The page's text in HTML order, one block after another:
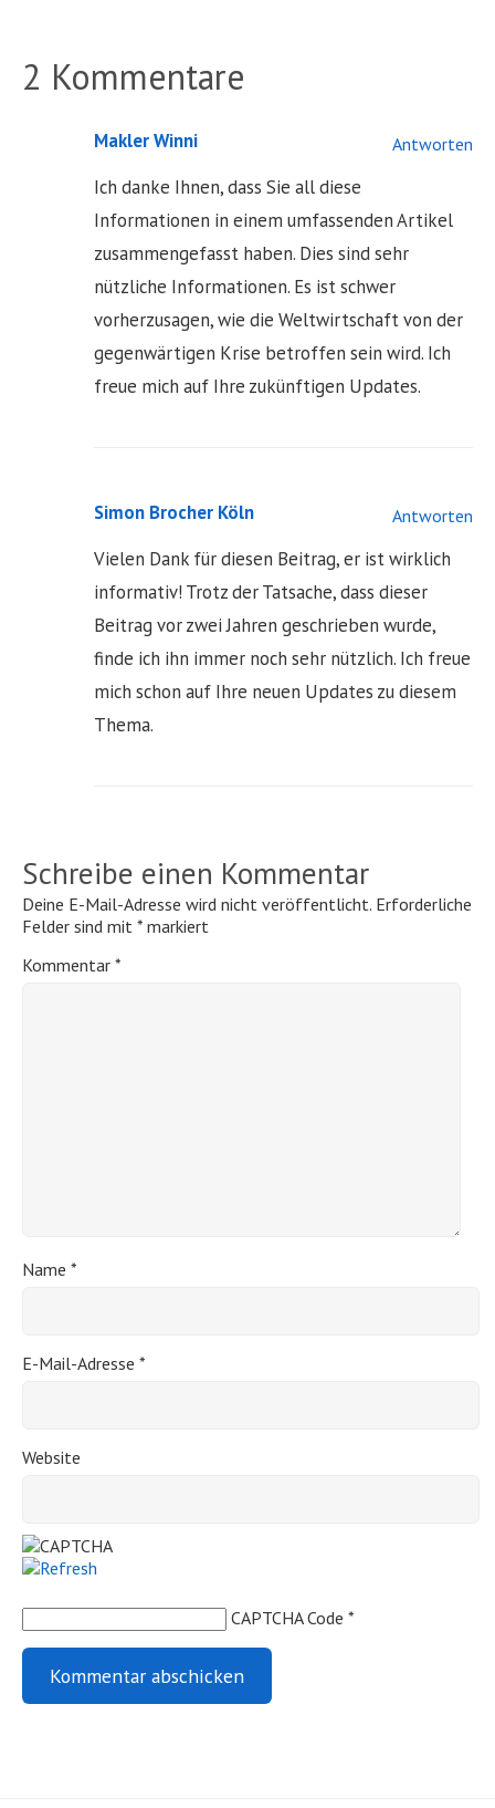
2 Kommentare
Makler Winni Antworten
Ich danke Ihnen, dass Sie all diese
Informationen in einem umfassenden Artikel
zusammengefasst haben. Dies sind sehr
nützliche Informationen. Es ist schwer
vorherzusagen, wie die Weltwirtschaft von der
gegenwärtigen Krise betroffen sein wird. Ich
freue mich auf Ihre zukünftigen Updates.
Simon Brocher Köln Antworten
Vielen Dank für diesen Beitrag, er ist wirklich
informativ! Trotz der Tatsache, dass dieser
Beitrag vor zwei Jahren geschrieben wurde,
finde ich ihn immer noch sehr nützlich. Ich freue
mich schon auf Ihre neuen Updates zu diesem
Thema.
Schreibe einen Kommentar
Deine E-Mail-Adresse wird nicht veröffentlicht. Erforderliche
Felder sind mit * markiert
Kommentar *
Name *
E-Mail-Adresse *
Website
CAPTCHA Code *